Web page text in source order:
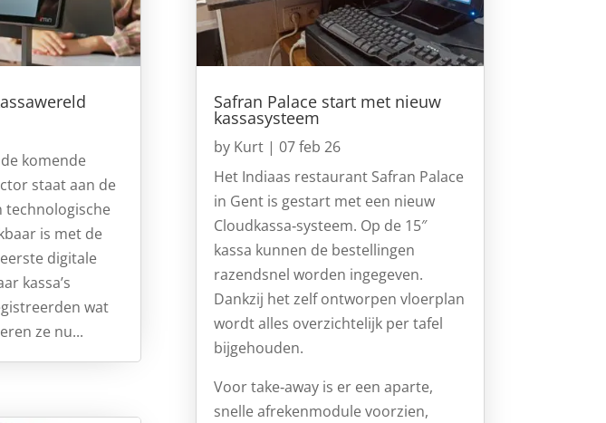
komende
staat aan de
technologische
is met de
digitale
kassa’s
wat
ze nu...
Safran Palace start met nieuw
kassasysteem
by Kurt| 07 feb 26
Het Indiaas restaurant Safran Palace
in Gent is gestart met een nieuw
Cloudkassa‑systeem. Op de 15″
kassa kunnen de bestellingen
razendsnel worden ingegeven.
Dankzij het zelf ontworpen vloerplan
wordt alles overzichtelijk per tafel
bijgehouden.
Voor take‑away is er een aparte,
snelle afrekenmodule voorzien,